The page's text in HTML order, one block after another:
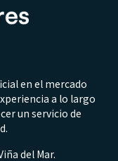
en el mercado
a lo largo
un servicio de
del Mar.